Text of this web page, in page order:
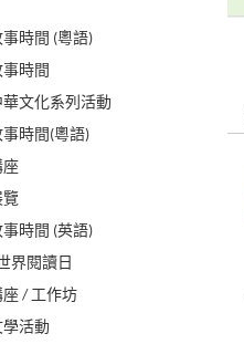
時間 (粵語)
時間
華文化系列活動
事時間(粵語)
座
覽
時間 (英語)
界閱讀日
/ 工作坊
活動